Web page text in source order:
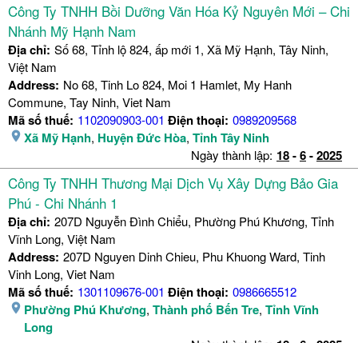
Công Ty TNHH Bồi Dưỡng Văn Hóa Kỷ Nguyên Mới – Chi
Nhánh Mỹ Hạnh Nam
Địa chỉ: Số 68, Tỉnh lộ 824, ấp mới 1, Xã Mỹ Hạnh, Tây Ninh,
Việt Nam
Address: No 68, Tinh Lo 824, Moi 1 Hamlet, My Hanh
Commune, Tay Ninh, Viet Nam
Mã số thuế: 1102090903-001 Điện thoại: 0989209568
Xã Mỹ Hạnh, Huyện Đức Hòa, Tỉnh Tây Ninh
Ngày thành lập: 18-6-2025
Công Ty TNHH Thương Mại Dịch Vụ Xây Dựng Bảo Gia
Phú - Chi Nhánh 1
Địa chỉ: 207D Nguyễn Đình Chiểu, Phường Phú Khương, Tỉnh
Vĩnh Long, Việt Nam
Address: 207D Nguyen Dinh Chieu, Phu Khuong Ward, Tinh
Vinh Long, Viet Nam
Mã số thuế: 1301109676-001 Điện thoại: 0986665512
Phường Phú Khương, Thành phố Bến Tre, Tỉnh Vĩnh
Long